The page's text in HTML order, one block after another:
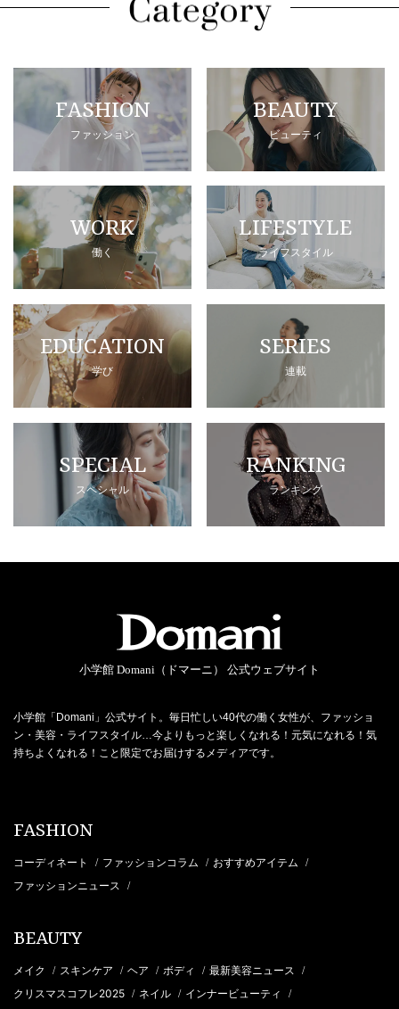
FASHION
ファッション
BEAUTY
ビューティ
WORK
働く
LIFESTYLE
ライフスタイル
EDUCATION
学び
SERIES
連載
SPECIAL
スペシャル
RANKING
ランキング
小学館 Domani（ドマーニ） 公式ウェブサイト
小学館「Domani」公式サイト。毎日忙しい40代の働く女性が、ファッショ
ン・美容・ライフスタイル…今よりもっと楽しくなれる！元気になれる！気
持ちよくなれる！こと限定でお届けするメディアです。
FASHION
コーディネート / ファッションコラム / おすすめアイテム /
ファッションニュース /
BEAUTY
メイク / スキンケア / ヘア / ボディ / 最新美容ニュース /
クリスマスコフレ2025 / ネイル / インナービューティ /